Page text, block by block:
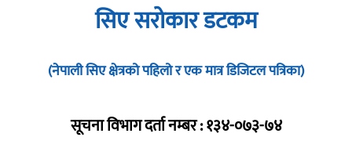
सिए सरोकार डटकम
(नेपाली सिए क्षेत्रको पहिलो र एक मात्र डिजिटल पत्रिका)
सूचना विभाग दर्ता नम्बर : १३४-०७३-७४